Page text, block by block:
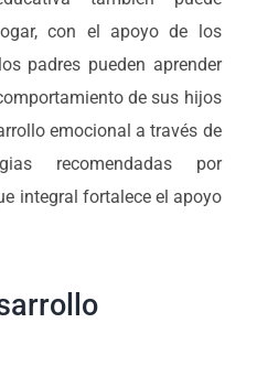
con el apoyo de los
padres pueden aprender
de sus hijos
emocional a través de
recomendadas por
integral fortalece el apoyo